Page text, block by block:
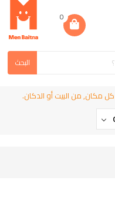
0
البحث
مكان, من البيت أو الدكان.